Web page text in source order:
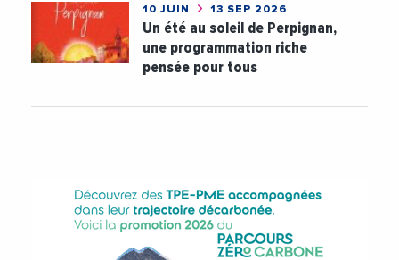
10 JUIN 13 SEP 2026
Un été au soleil de Perpignan,
une programmation riche
pensée pour tous